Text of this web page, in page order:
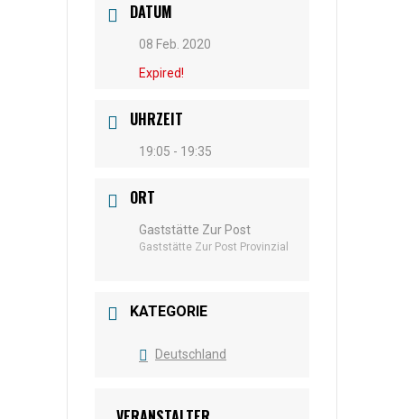
DATUM
08 Feb. 2020
Expired!
UHRZEIT
19:05 - 19:35
ORT
Gaststätte Zur Post
Gaststätte Zur Post Provinzial
KATEGORIE
Deutschland